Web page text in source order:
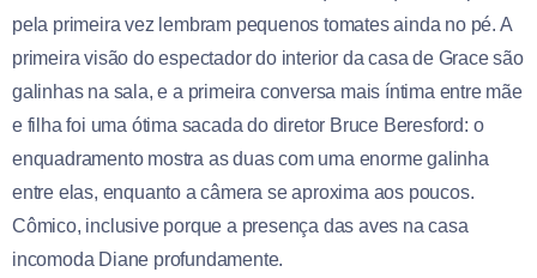
pela primeira vez lembram pequenos tomates ainda no pé. A
primeira visão do espectador do interior da casa de Grace são
galinhas na sala, e a primeira conversa mais íntima entre mãe
e filha foi uma ótima sacada do diretor Bruce Beresford: o
enquadramento mostra as duas com uma enorme galinha
entre elas, enquanto a câmera se aproxima aos poucos.
Cômico, inclusive porque a presença das aves na casa
incomoda Diane profundamente.